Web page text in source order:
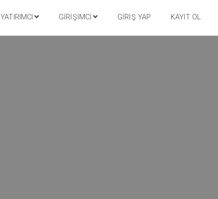
YATIRIMCI GIRIŞIMCI GIRIŞ YAP KAYIT OL